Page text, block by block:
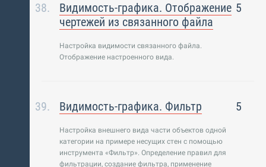
Видимость-графика. Отображение
чертежей из связанного файла
5
Настройка видимости связанного файла.
Отображение настроенного вида.
Видимость-графика. Фильтр 5
Настройка внешнего вида части объектов одной
категории на примере несущих стен с помощью
инструмента «Фильтр». Определение правил для
фильтрации, создание фильтра, применение